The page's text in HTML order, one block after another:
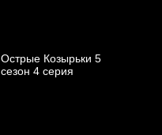
Острые Козырьки 5
cезон 4 cерия